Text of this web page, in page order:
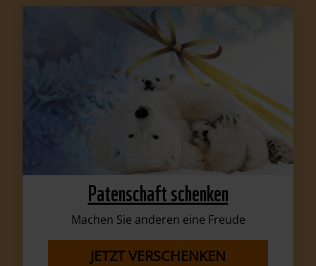
Patenschaft schenken
Machen Sie anderen eine Freude
JETZT VERSCHENKEN